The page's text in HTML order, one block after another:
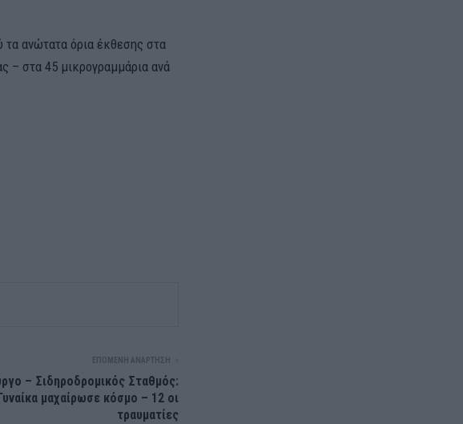
τα ανώτατα όρια έκθεσης στα
– στα 45 μικρογραμμάρια ανά
ΕΠΌΜΕΝΗ ΑΝΆΡΤΗΣΗ
– Σιδηροδρομικός Σταθμός:
Γυναίκα μαχαίρωσε κόσμο – 12 οι
τραυματίες